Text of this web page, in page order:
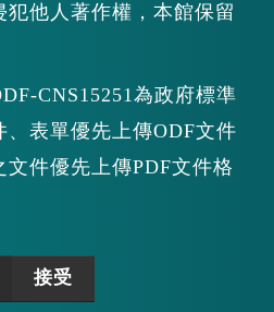
犯他人著作權，本館保留
CNS15251為政府標準
、表單優先上傳ODF文件
件優先上傳PDF文件格
接受